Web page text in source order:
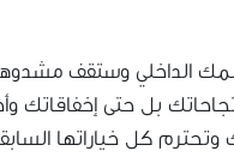
الداخلي وستقف مشدوها
بل حتى
كل خياراتها